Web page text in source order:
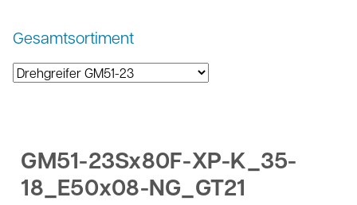
Gesamtsortiment
GM51-23Sx80F-XP-K_35-
18_E50x08-NG_GT21